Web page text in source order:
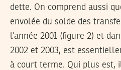
dette. On comprend aussi
envolée du solde des
l’année 2001 (figure 2) et
2002 et 2003, est
à court terme. Qui plus est,